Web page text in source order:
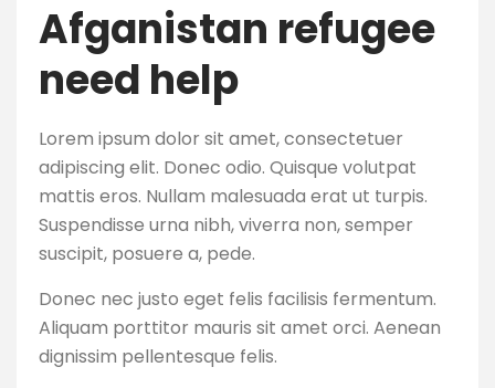
Afganistan refugee
need help
Lorem ipsum dolor sit amet, consectetuer
adipiscing elit. Donec odio. Quisque volutpat
mattis eros. Nullam malesuada erat ut turpis.
Suspendisse urna nibh, viverra non, semper
suscipit, posuere a, pede.
Donec nec justo eget felis facilisis fermentum.
Aliquam porttitor mauris sit amet orci. Aenean
dignissim pellentesque felis.